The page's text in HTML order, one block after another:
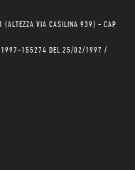
(ALTEZZA VIA CASILINA 939) - CAP
1997-155274 DEL 25/02/1997 /